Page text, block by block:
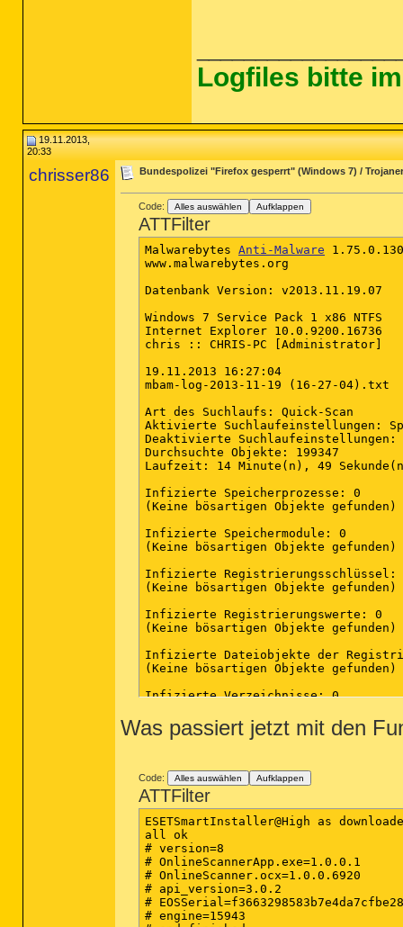
Logfiles bitte
19.11.2013,
20:33
chrisser86 Bundespolizei "Firefox gesperrt" (Windows 7) /
Code: Alles auswählen Aufklappen
ATTFilter
Malwarebytes Anti-Malware
www.malwarebytes.org
Datenbank Version: v2013.11.19.07
Windows 7 Service Pack 1 x86 NTFS
Internet Explorer 10.0.9200.16736
chris :: CHRIS-PC [Administrator]
19.11.2013 16:27:04
mbam-log-2013-11-19 (16-27-04).txt
Art des Suchlaufs: Quick-Scan
Aktivierte Suchlaufeinstellungen:
Deaktivierte Suchlaufeinstellungen:
Durchsuchte Objekte: 199347
Laufzeit: 14 Minute(n), 49
Infizierte Speicherprozesse: 0
(Keine bösartigen Objekte gefunden)
Infizierte Speichermodule: 0
(Keine bösartigen Objekte gefunden)
Infizierte Registrierungsschlüssel:
(Keine bösartigen Objekte gefunden)
Infizierte Registrierungswerte: 0
(Keine bösartigen Objekte gefunden)
Infizierte Dateiobjekte der
(Keine bösartigen Objekte gefunden)
Infizierte Verzeichnisse: 0
Infizierte Dateien: 2
(Ende)
Was passiert jetzt mit den
Code: Alles auswählen Aufklappen
ATTFilter
ESETSmartInstaller@High as
all ok
# version=8
# OnlineScannerApp.exe=1.0.0.1
# OnlineScanner.ocx=1.0.0.6920
# api_version=3.0.2
#
# engine=15943